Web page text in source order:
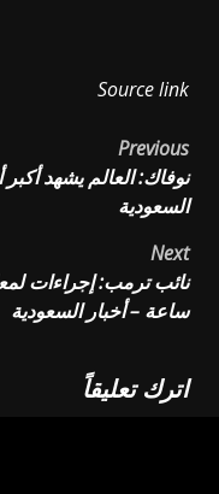
Source link
Post
navigation
Previous
السعودية
Next
ساعة – أخبار السعودية
اترك تعليقاً